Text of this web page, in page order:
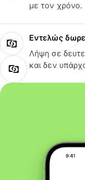
με τον χρόνο.
Εντελώς
Λήψη σε
και δεν